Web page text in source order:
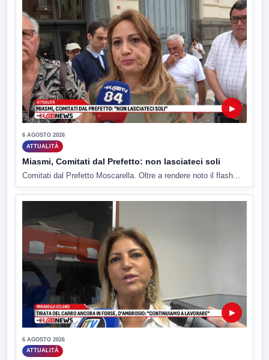
▶
6 AGOSTO 2026
ATTUALITÀ
Miasmi, Comitati dal Prefetto: non lasciateci soli
Comitati dal Prefetto Moscarella. Oltre a rendere noto il flash...
▶
6 AGOSTO 2026
ATTUALITÀ